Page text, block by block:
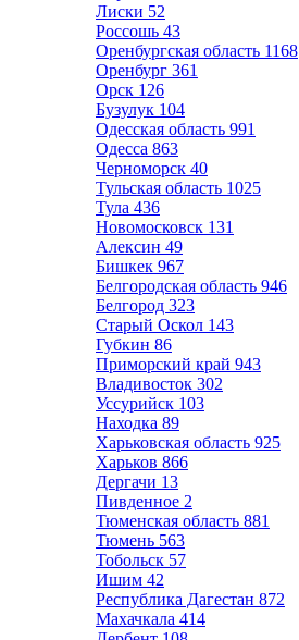
Лиски 52
Россошь 43
Оренбургская область 1168
Оренбург 361
Орск 126
Бузулук 104
Одесская область 991
Одесса 863
Черноморск 40
Тульская область 1025
Тула 436
Новомосковск 131
Алексин 49
Бишкек 967
Белгородская область 946
Белгород 323
Старый Оскол 143
Губкин 86
Приморский край 943
Владивосток 302
Уссурийск 103
Находка 89
Харьковская область 925
Харьков 866
Дергачи 13
Пивденное 2
Тюменская область 881
Тюмень 563
Тобольск 57
Ишим 42
Республика Дагестан 872
Махачкала 414